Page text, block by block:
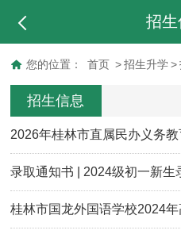
招生
您的位置： 首页 > 招生升学 >
招生信息
2026年桂林市直属民办义务教育学校举办者子女、本校及所属高校在
录取通知书 | 2024级初一新生录
桂林市国龙外国语学校2024年高中自主